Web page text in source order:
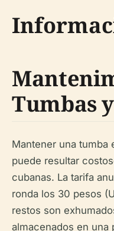
Tumbas
Mantener una tumba
puede resultar
cubanas. La tarifa
ronda los 30 pesos
restos son
almacenados en una